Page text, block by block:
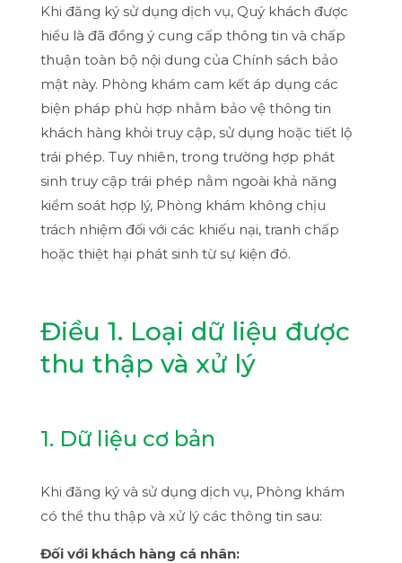
Khi đăng ký sử dụng dịch vụ, Quý khách được
hiểu là đã đồng ý cung cấp thông tin và chấp
thuận toàn bộ nội dung của Chính sách bảo
mật này. Phòng khám cam kết áp dụng các
biện pháp phù hợp nhằm bảo vệ thông tin
khách hàng khỏi truy cập, sử dụng hoặc tiết lộ
trái phép. Tuy nhiên, trong trường hợp phát
sinh truy cập trái phép nằm ngoài khả năng
kiểm soát hợp lý, Phòng khám không chịu
trách nhiệm đối với các khiếu nại, tranh chấp
hoặc thiệt hại phát sinh từ sự kiện đó.
Điều 1. Loại dữ liệu được
thu thập và xử lý
1. Dữ liệu cơ bản
Khi đăng ký và sử dụng dịch vụ, Phòng khám
có thể thu thập và xử lý các thông tin sau:
Đối với khách hàng cá nhân: